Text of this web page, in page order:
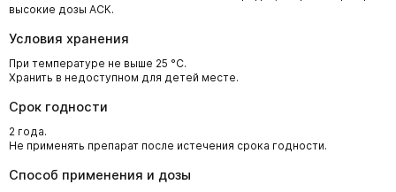
высокие дозы АСК.
Условия хранения
При температуре не выше 25 °С.
Хранить в недоступном для детей месте.
Срок годности
2 года.
Не применять препарат после истечения срока годности.
Способ применения и дозы